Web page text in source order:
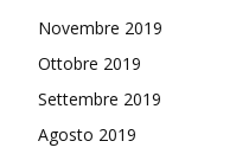
Novembre 2019
Ottobre 2019
Settembre 2019
Agosto 2019